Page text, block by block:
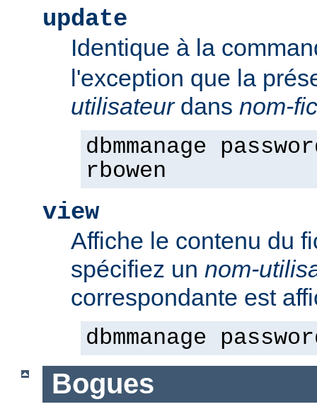
update
Identique à la
l'exception que la
utilisateurdans nom-
dbmmanage
rbowen
view
Affiche le contenu du
spécifiez un nom-
correspondante est
dbmmanage
Bogues